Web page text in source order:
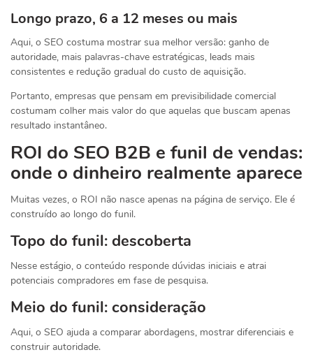
Longo prazo, 6 a 12 meses ou mais
Aqui, o SEO costuma mostrar sua melhor versão: ganho de
autoridade, mais palavras-chave estratégicas, leads mais
consistentes e redução gradual do custo de aquisição.
Portanto, empresas que pensam em previsibilidade comercial
costumam colher mais valor do que aquelas que buscam apenas
resultado instantâneo.
ROI do SEO B2B e funil de vendas:
onde o dinheiro realmente aparece
Muitas vezes, o ROI não nasce apenas na página de serviço. Ele é
construído ao longo do funil.
Topo do funil: descoberta
Nesse estágio, o conteúdo responde dúvidas iniciais e atrai
potenciais compradores em fase de pesquisa.
Meio do funil: consideração
Aqui, o SEO ajuda a comparar abordagens, mostrar diferenciais e
construir autoridade.